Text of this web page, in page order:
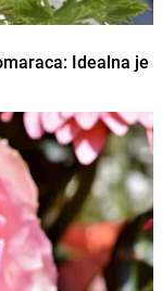
Idealna je